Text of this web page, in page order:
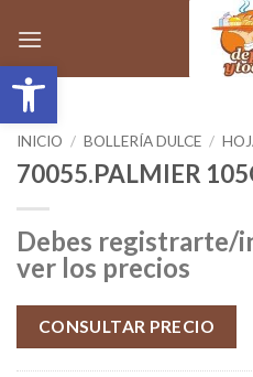
Abrir barra de
contenido
INICIO / BOLLERÍA DULCE /
70055.PALMIER
Debes registrarte/
ver los precios
CONSULTAR PRECIO